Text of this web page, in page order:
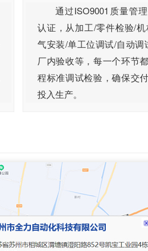
通过ISO9001质量管
认证，从加工/零件检验/
气安装/单工位调试/自动调
厂内验收等，每一个环节
程标准调试检验，确保交
投入生产。